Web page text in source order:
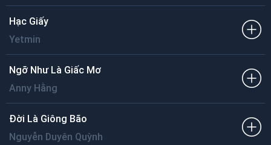
Hạc Giấy
Yetmin
Ngỡ Như Là Giấc Mơ
Anny Hằng
Đời Là Giông Bão
Nguyễn Duyên Quỳnh